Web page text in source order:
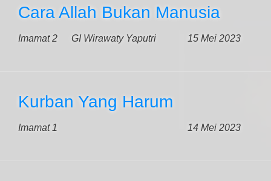
Cara Allah Bukan Manusia
Imamat 2 15 Mei 2023
GI Wirawaty Yaputri
Kurban Yang Harum
Imamat 1 14 Mei 2023